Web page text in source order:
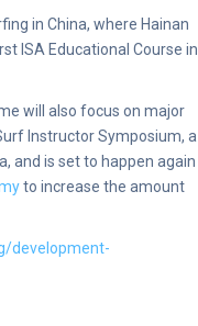
in China, where Hainan
ISA Educational Course in
will also focus on major
Instructor Symposium, a
and is set to happen again
to increase the amount
development-